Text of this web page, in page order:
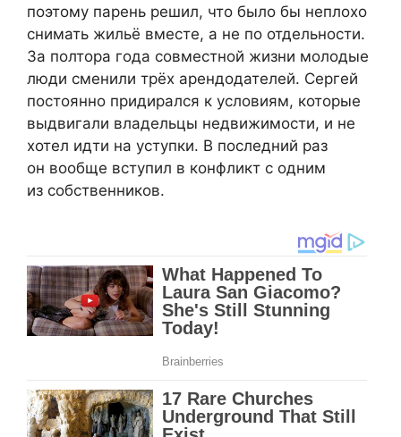
поэтому парень решил, что было бы неплохо
снимать жильё вместе, а не по отдельности.
За полтора года совместной жизни молодые
люди сменили трёх арендодателей. Сергей
постоянно придирался к условиям, которые
выдвигали владельцы недвижимости, и не
хотел идти на уступки. В последний раз
он вообще вступил в конфликт с одним
из собственников.